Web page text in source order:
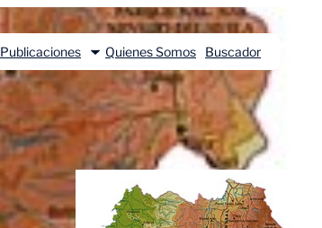
Publicaciones Quienes Somos Buscador